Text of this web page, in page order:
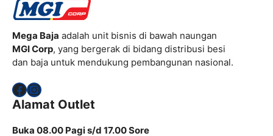
Mega Baja adalah unit bisnis di bawah naungan
MGI Corp, yang bergerak di bidang distribusi besi
dan baja untuk mendukung pembangunan nasional.
Facebook
Instagram
Alamat Outlet
Buka 08.00 Pagi s/d 17.00 Sore